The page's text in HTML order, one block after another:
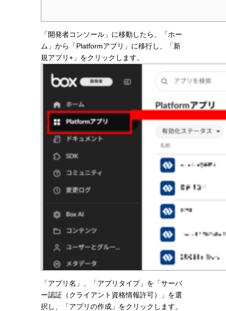
「開発者コンソール」に移動したら、「ホー
ム」から「Platformアプリ」に移行し、「新
規アプリ+」をクリックします。
「アプリ名」、「アプリタイプ」を「サーバ
ー認証（クライアント資格情報許可）」を選
択し、「アプリの作成」をクリックします。